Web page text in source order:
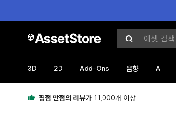
에셋 검색
3D 2D Add-Ons 음향 AI
평점 만점의 리뷰가 11,000개 이상